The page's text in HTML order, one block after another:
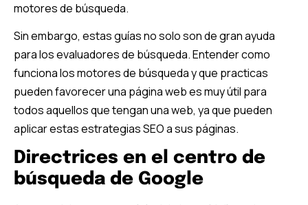
motores de búsqueda.
Sin embargo, estas guías no solo son de gran ayuda
para los evaluadores de búsqueda. Entender como
funciona los motores de búsqueda y que practicas
pueden favorecer una página web es muy útil para
todos aquellos que tengan una web, ya que pueden
aplicar estas estrategias SEO a sus páginas.
Directrices en el centro de
búsqueda de Google